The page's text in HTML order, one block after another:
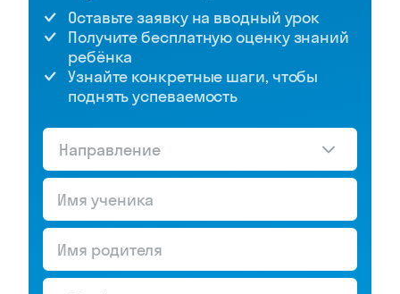
Оставьте заявку на вводный урок
Получите бесплатную оценку знаний
ребёнка
Узнайте конкретные шаги, чтобы
поднять успеваемость
Направление